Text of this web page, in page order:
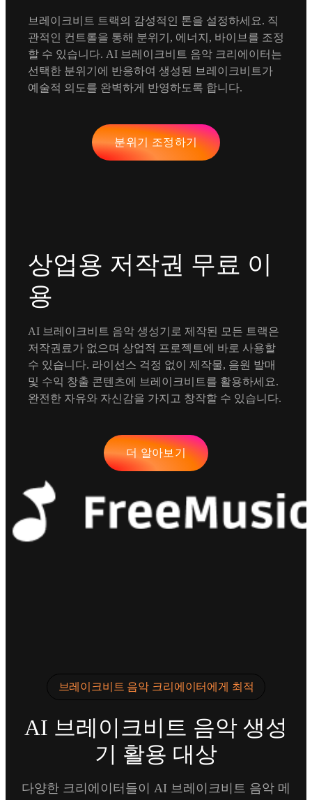
브레이크비트 트랙의 감성적인 톤을 설정하세요. 직
관적인 컨트롤을 통해 분위기, 에너지, 바이브를 조정
할 수 있습니다. AI 브레이크비트 음악 크리에이터는
선택한 분위기에 반응하여 생성된 브레이크비트가
예술적 의도를 완벽하게 반영하도록 합니다.
분위기 조정하기
상업용 저작권 무료 이
용
AI 브레이크비트 음악 생성기로 제작된 모든 트랙은
저작권료가 없으며 상업적 프로젝트에 바로 사용할
수 있습니다. 라이선스 걱정 없이 제작물, 음원 발매
및 수익 창출 콘텐츠에 브레이크비트를 활용하세요.
완전한 자유와 자신감을 가지고 창작할 수 있습니다.
더 알아보기
브레이크비트 음악 크리에이터에게 최적
AI 브레이크비트 음악 생성
기 활용 대상
다양한 크리에이터들이 AI 브레이크비트 음악 메